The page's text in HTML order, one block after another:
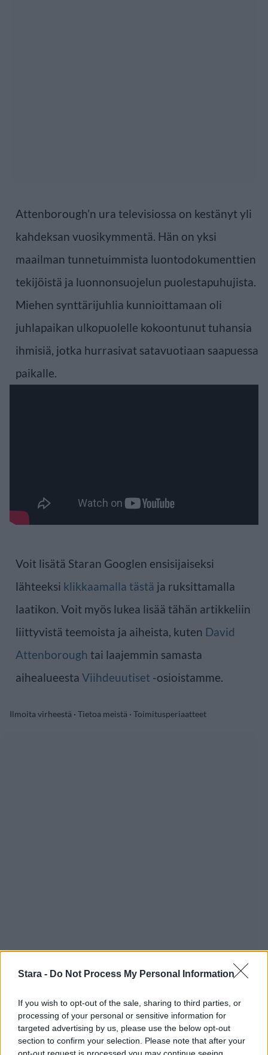
Stara - Do Not Process My Personal Information
If you wish to opt-out of the sale, sharing to third parties, or
processing of your personal or sensitive information for
targeted advertising by us, please use the below opt-out
section to confirm your selection. Please note that after your
Attenborough’n ura televisiossa on kestänyt yli
kahdeksan vuosikymmentä. Hän on yksi
maailman tunnetuimmista luontodokumenttien
tekijöistä ja luonnonsuojelun puolestapuhujista.
Miehen synttärijuhlia kunnioittamaan oli
juhlapaikan ulkopuolelle kokoontunut tuhansia
ihmisiä, jotka hurrasivat satavuotiaan saapuessa
paikalle.
Voit lisätä Staran Googlen ensisijaiseksi
lähteeksi klikkaamalla tästä ja ruksittamalla
laatikon. Voit myös lukea lisää tähän artikkeliin
liittyvistä teemoista ja aiheista, kuten David
Attenborough tai laajemmin samasta
aihealueesta Viihdeuutiset -osioistamme.
Ilmoita virheestä · Tietoa meistä · Toimitusperiaatteet